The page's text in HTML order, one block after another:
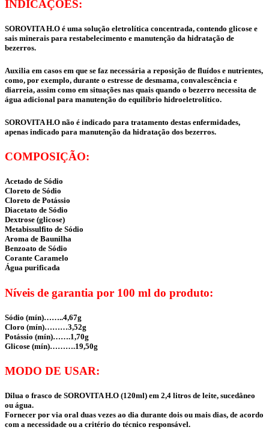
INDICAÇÕES:
SOROVITA H.O é uma solução eletrolítica concentrada, contendo glicose e
sais minerais para restabelecimento e manutenção da hidratação de
bezerros.
Auxilia em casos em que se faz necessária a reposição de fluídos e nutrientes,
como, por exemplo, durante o estresse de desmama, convalescência e
diarreia, assim como em situações nas quais quando o bezerro necessita de
água adicional para manutenção do equilíbrio hidroeletrolítico.
SOROVITA H.O não é indicado para tratamento destas enfermidades,
apenas indicado para manutenção da hidratação dos bezerros.
COMPOSIÇÃO:
Acetado de Sódio
Cloreto de Sódio
Cloreto de Potássio
Diacetato de Sódio
Dextrose (glicose)
Metabissulfito de Sódio
Aroma de Baunilha
Benzoato de Sódio
Corante Caramelo
Água purificada
Níveis de garantia por 100 ml do produto:
Sódio (mín)……..4,67g
Cloro (mín)………3,52g
Potássio (mín)…….1,70g
Glicose (mín)……….19,50g
MODO DE USAR:
Dilua o frasco de SOROVITA H.O (120ml) em 2,4 litros de leite, sucedâneo
ou água.
Fornecer por via oral duas vezes ao dia durante dois ou mais dias, de acordo
com a necessidade ou a critério do técnico responsável.